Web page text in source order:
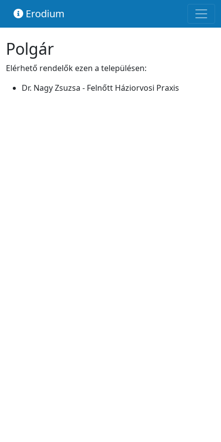
Erodium
Polgár
Elérhető rendelők ezen a településen:
Dr. Nagy Zsuzsa - Felnőtt Háziorvosi Praxis